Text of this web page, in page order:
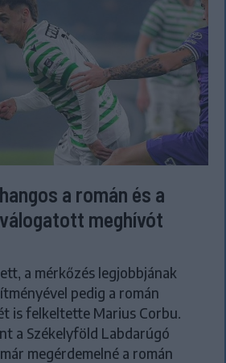
a román és a
meghívót
a mérkőzés legjobbjának
pedig a román
is felkeltette Marius Corbu.
a Székelyföld Labdarúgó
megérdemelné a román